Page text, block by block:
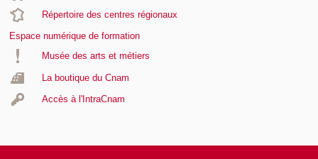
Répertoire des centres régionaux
Espace numérique de formation
Musée des arts et métiers
La boutique du Cnam
Accès à l'IntraCnam